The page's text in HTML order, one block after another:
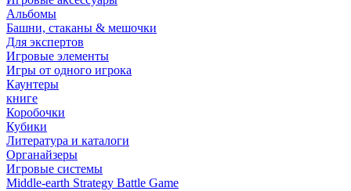
Альбомы
Башни, стаканы & мешочки
Для экспертов
Игровые элементы
Игры от одного игрока
Каунтеры
книге
Коробочки
Кубики
Литература и каталоги
Органайзеры
Игровые системы
Middle-earth Strategy Battle Game